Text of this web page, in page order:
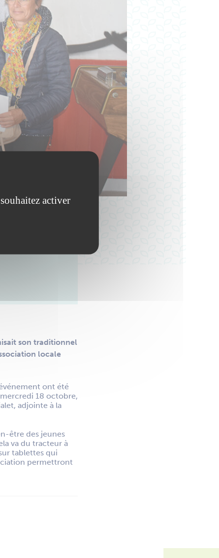
son traditionnel
locale
ont été
mercredi 18 octobre,
adjointe à la
être des jeunes
va du tracteur à
tablettes qui
permettront
activer